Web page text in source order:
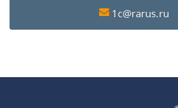
1c@rarus.ru